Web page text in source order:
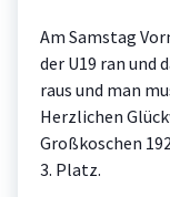
Am Samstag
der U19 ran und
raus und man
Herzlichen
Großkoschen
3. Platz.